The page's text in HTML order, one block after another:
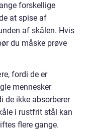
forskellige
at spise af
af skålen. Hvis
du måske prøve
fordi de er
mennesker
ikke absorberer
i rustfrit stål kan
flere gange.